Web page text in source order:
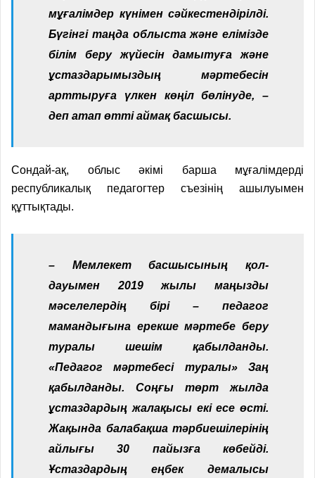
мұғалімдер күнімен сәйкестендірілді.
Бүгінгі таңда облыста және елімізде
білім беру жүйесін дамытуға және
ұстаздарымыздың мәртебесін
арттыруға үлкен көңіл бөлінуде, –
деп атап өтті аймақ басшысы.
Сондай-ақ, облыс әкімі барша мұғалімдерді
республикалық педагогтер съезінің ашылуымен
құттықтады.
– Мемлекет басшысының қол­
дауымен 2019 жылы маңызды
мәселелердің бірі – педагог
мамандығына ерекше мәртебе беру
туралы шешім қабылданды.
«Педагог мәртебесі туралы» Заң
қабылданды. Соңғы төрт жылда
ұстаздардың жалақысы екі есе өсті.
Жақында балабақша тәрбие­шілерінің
айлығы 30 пайызға көбейді.
Ұстаздардың еңбек демалысы